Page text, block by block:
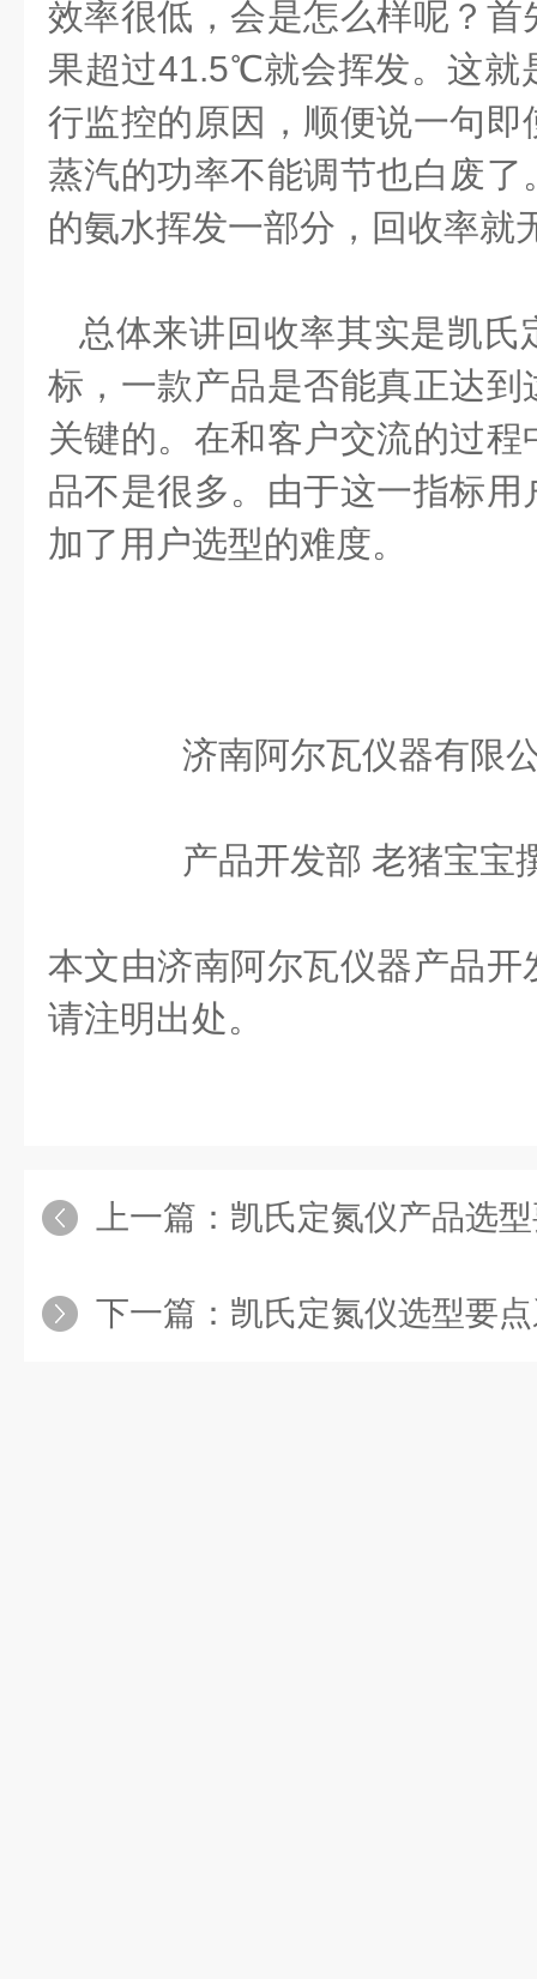
效率很低，会是怎么样呢？
果超过41.5℃就会挥发。这就
行监控的原因，顺便说一句
蒸汽的功率不能调节也白废
的氨水挥发一部分，回收率就
总体来讲回收率其实是凯氏
标，一款产品是否能真正达
关键的。在和客户交流的过
品不是很多。由于这一指标
加了用户选型的难度。
济南阿尔瓦仪器有限
产品开发部 老猪宝宝
本文由济南阿尔瓦仪器产品
请注明出处。
上一篇： 凯氏定氮仪产品选型要
下一篇： 凯氏定氮仪选型要点